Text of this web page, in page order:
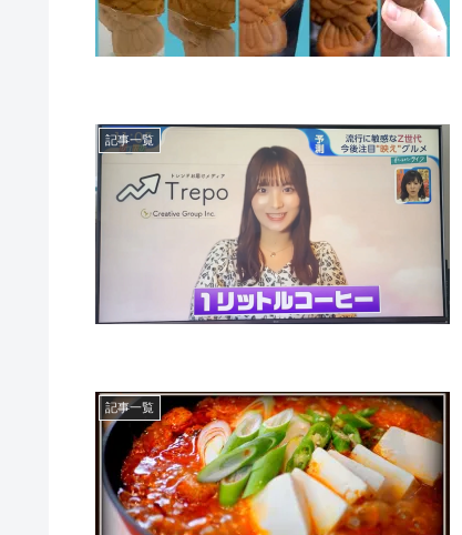
記事一覧
記事一覧